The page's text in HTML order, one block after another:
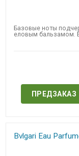
Базовые ноты
еловым бальзамом.
ПРЕДЗАКАЗ
Bvlgari Eau